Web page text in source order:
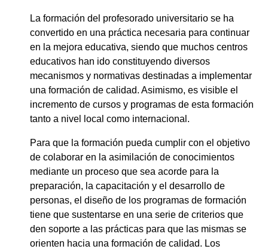
La formación del profesorado universitario se ha
convertido en una práctica necesaria para continuar
en la mejora educativa, siendo que muchos centros
educativos han ido constituyendo diversos
mecanismos y normativas destinadas a implementar
una formación de calidad. Asimismo, es visible el
incremento de cursos y programas de esta formación
tanto a nivel local como internacional.
Para que la formación pueda cumplir con el objetivo
de colaborar en la asimilación de conocimientos
mediante un proceso que sea acorde para la
preparación, la capacitación y el desarrollo de
personas, el diseño de los programas de formación
tiene que sustentarse en una serie de criterios que
den soporte a las prácticas para que las mismas se
orienten hacia una formación de calidad. Los